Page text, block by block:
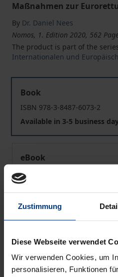
Zustimmung
Diese Webseite verwendet
Wir verwenden Cookies, um
personalisieren, Funktionen
Maßnahmen zur
By Dr. Daniel Nees
Nomos, 1. Edition 2020, 562
The product is part of the
Internationalen und
Book
ISBN 978-3-8487-6073-2
Available in 3-5 business
eBook
ISBN 978-3-7489-0202-7
Available
Prices include VAT. Depending
Add